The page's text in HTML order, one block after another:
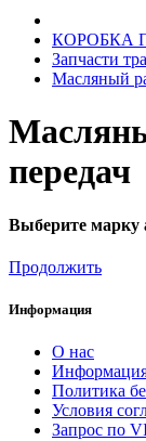
КОРОБКА
Запчасти
Масляный
передач
Выберите марку
Продолжить
Информация
О нас
Информация
Политика
Условия
Запрос по